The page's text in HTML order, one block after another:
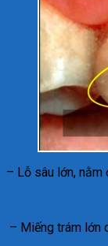
– Lỗ sâu lớn,
– Miếng trám lớn